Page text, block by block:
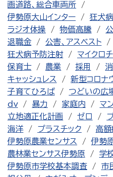
画道路、総合車両所
伊勢原大山インター
狂犬
ラジオ体操
物価高騰
退職金
公害、アスベスト
狂犬病予防注射
マイクロ
保育士
農業 採用
キャッシュレス
新型コロナ
子育てひろば
つどいの広
dv
暴力 家庭内
マ
立地適正化計画
ゼロ
海洋
プラスチック 高額
伊勢原農業センサス
伊勢
農林業センサス伊勢原
学
伊勢原市学校基本調査
市